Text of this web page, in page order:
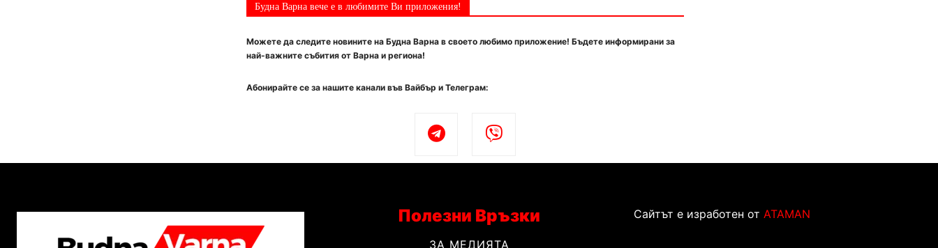
Будна Варна вече е в любимите Ви приложения!
Можете да следите новините на Будна Варна в своето любимо приложение! Бъдете информирани за
най-важните събития от Варна и региона!
Абонирайте се за нашите канали във Вайбър и Телеграм:
Полезни Връзки
ЗА МЕДИЯТА
Сайтът е изработен от ATAMAN